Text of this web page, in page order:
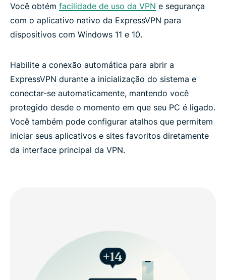
Você obtém facilidade de uso da VPN e segurança
com o aplicativo nativo da ExpressVPN para
dispositivos com Windows 11 e 10.
Habilite a conexão automática para abrir a
ExpressVPN durante a inicialização do sistema e
conectar-se automaticamente, mantendo você
protegido desde o momento em que seu PC é ligado.
Você também pode configurar atalhos que permitem
iniciar seus aplicativos e sites favoritos diretamente
da interface principal da VPN.